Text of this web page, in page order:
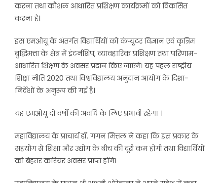
करना तथा कौशल आधारित प्रशिक्षण कार्यक्रमों को विकसित
करना है।
इस एमओयू के अंतर्गत विद्यार्थियों को कंप्यूटर विज्ञान एवं कृत्रिम
बुद्धिमत्ता के क्षेत्र में इंटर्नशिप, व्यावहारिक प्रशिक्षण तथा परिणाम-
आधारित शिक्षण के अवसर प्रदान किए जाएंगे। यह पहल राष्ट्रीय
शिक्षा नीति 2020 तथा विश्वविद्यालय अनुदान आयोग के दिशा-
निर्देशों के अनुरूप की गई है।
यह एमओयू दो वर्षों की अवधि के लिए प्रभावी रहेगा ।
महाविद्यालय के प्राचार्य डॉ. गगन मित्तल ने कहा कि इस प्रकार के
सहयोग से शिक्षा और उद्योग के बीच की दूरी कम होगी तथा विद्यार्थियों
को बेहतर करियर अवसर प्राप्त होंगे।